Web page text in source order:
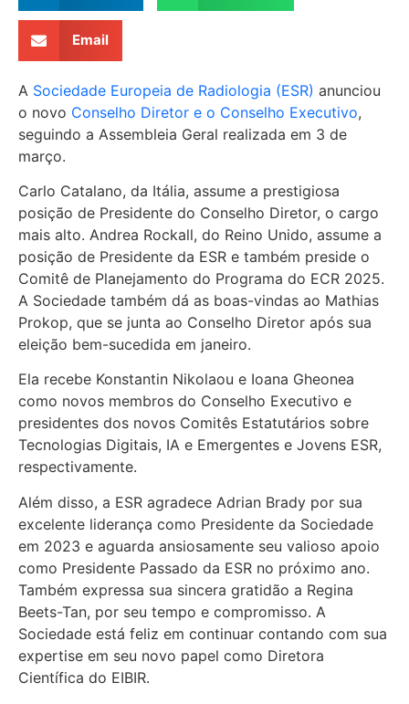
Email
A Sociedade Europeia de Radiologia (ESR) anunciou
o novo Conselho Diretor e o Conselho Executivo,
seguindo a Assembleia Geral realizada em 3 de
março.
Carlo Catalano, da Itália, assume a prestigiosa
posição de Presidente do Conselho Diretor, o cargo
mais alto. Andrea Rockall, do Reino Unido, assume a
posição de Presidente da ESR e também preside o
Comitê de Planejamento do Programa do ECR 2025.
A Sociedade também dá as boas-vindas ao Mathias
Prokop, que se junta ao Conselho Diretor após sua
eleição bem-sucedida em janeiro.
Ela recebe Konstantin Nikolaou e Ioana Gheonea
como novos membros do Conselho Executivo e
presidentes dos novos Comitês Estatutários sobre
Tecnologias Digitais, IA e Emergentes e Jovens ESR,
respectivamente.
Além disso, a ESR agradece Adrian Brady por sua
excelente liderança como Presidente da Sociedade
em 2023 e aguarda ansiosamente seu valioso apoio
como Presidente Passado da ESR no próximo ano.
Também expressa sua sincera gratidão a Regina
Beets-Tan, por seu tempo e compromisso. A
Sociedade está feliz em continuar contando com sua
expertise em seu novo papel como Diretora
Científica do EIBIR.